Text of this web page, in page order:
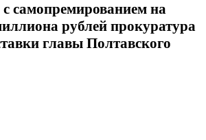
самопремированием на
рублей прокуратура
главы Полтавского